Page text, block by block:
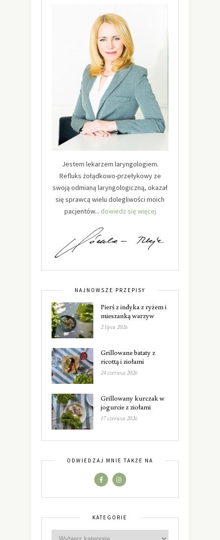
Jestem lekarzem laryngologiem.
Refluks żołądkowo-przełykowy ze
swoją odmianą laryngologiczną, okazał
się sprawcą wielu dolegliwości moich
pacjentów... dowiedz się więcej
NAJNOWSZE PRZEPISY
Pierś z indyka z ryżem i
mieszanką warzyw
2 lipca 2026
Grillowane bataty z
ricottą i ziołami
24 czerwca 2026
Grillowany kurczak w
jogurcie z ziołami
17 czerwca 2026
ODWIEDZAJ MNIE TAKŻE NA
KATEGORIE